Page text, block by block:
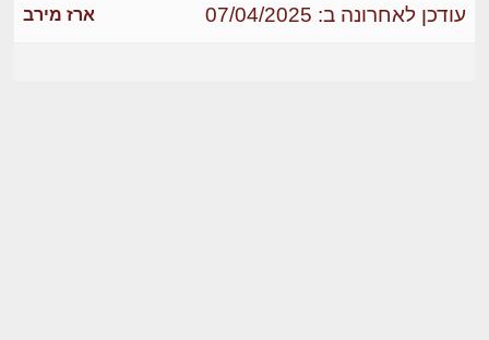
עודכן לאחרונה ב: 07/04/2025 ארז מירב